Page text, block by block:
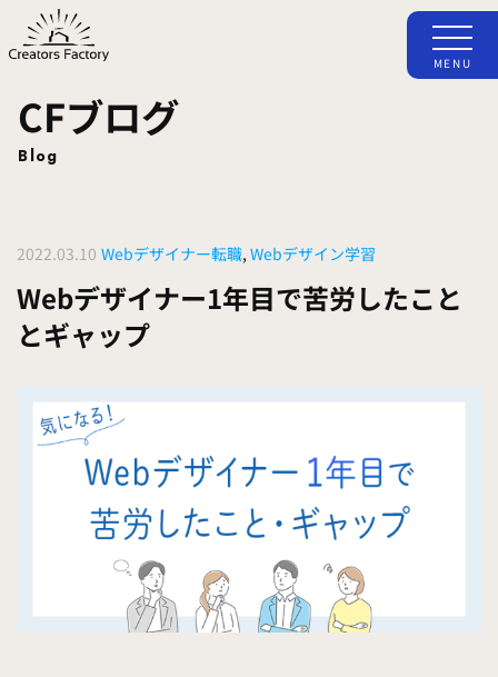
CFブログ
Blog
MENU
2022.03.10 Webデザイナー転職, Webデザイン学習
Webデザイナー1年目で苦労したこと
とギャップ